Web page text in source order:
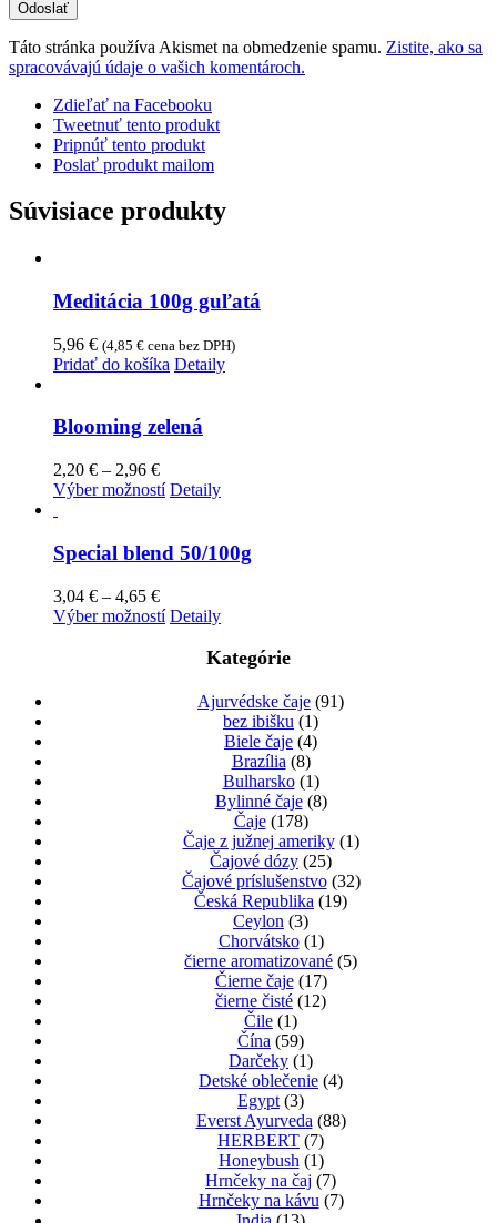
Táto stránka používa Akismet na obmedzenie spamu. Zistite, ako sa
spracovávajú údaje o vašich komentároch.
Zdieľať na Facebooku
Tweetnuť tento produkt
Pripnúť tento produkt
Poslať produkt mailom
Súvisiace produkty
Meditácia 100g guľatá
5,96 € (4,85 € cena bez DPH)
Pridať do košíka Detaily
Blooming zelená
2,20 € – 2,96 €Price
range:
2,96 €
Výber možností Tento
viacero
variantov.
si
môžete
vybrať
produktu.
Detaily
Special blend 50/100g
3,04 € – 4,65 €Price
range:
through
Výber možností Tento
variantov.
Možnosti
stránke
produktu.
Detaily
Kategórie
Ajurvédske čaje (91)
bez ibišku (1)
Biele čaje (4)
Brazília (8)
Bulharsko (1)
Bylinné čaje (8)
Čaje (178)
Čaje z južnej ameriky (1)
Čajové dózy (25)
Čajové príslušenstvo (32)
Česká Republika (19)
Ceylon (3)
Chorvátsko (1)
čierne aromatizované (5)
Čierne čaje (17)
čierne čisté (12)
Čile (1)
Čína (59)
Darčeky (1)
Detské oblečenie (4)
Egypt (3)
Everst Ayurveda (88)
HERBERT (7)
Honeybush (1)
Hrnčeky na čaj (7)
Hrnčeky na kávu (7)